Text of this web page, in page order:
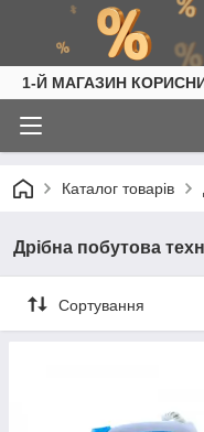
1-Й МАГАЗИН
Каталог товарів
Дрібна побутова
Сортування